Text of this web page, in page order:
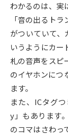
大学で学べる
新増設大学・学部・
データサイエンス
デジタルパンフレ
わかるのは、実
「音の出るト
がついていて、
いうようにカー
札の音声をスピ
のイヤホンにつ
ます。
また、ICタグ
y」もあります
のコマはさわっ